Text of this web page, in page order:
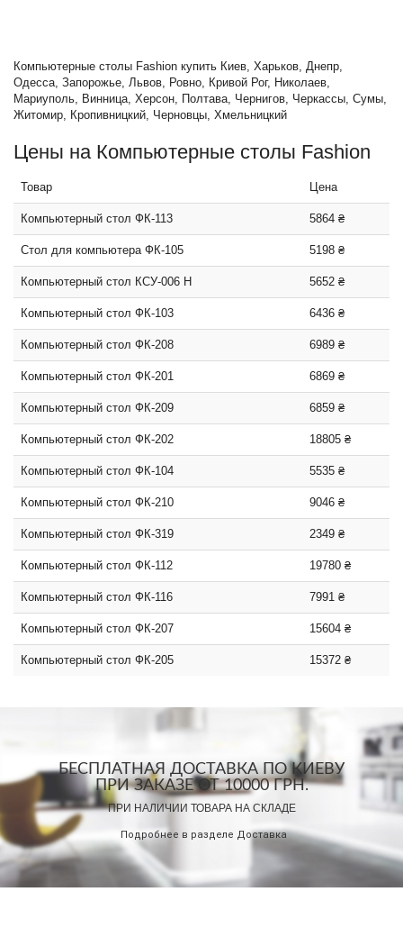
Компьютерные столы Fashion купить Киев, Харьков, Днепр,
Одесса, Запорожье, Львов, Ровно, Кривой Рог, Николаев,
Мариуполь, Винница, Херсон, Полтава, Чернигов, Черкассы, Сумы,
Житомир, Кропивницкий, Черновцы, Хмельницкий
Цены на Компьютерные столы Fashion
Товар Цена
Компьютерный стол ФК-113 5864 ₴
Стол для компьютера ФК-105 5198 ₴
Компьютерный стол КСУ-006 Н 5652 ₴
Компьютерный стол ФК-103 6436 ₴
Компьютерный стол ФК-208 6989 ₴
Компьютерный стол ФК-201 6869 ₴
Компьютерный стол ФК-209 6859 ₴
Компьютерный стол ФК-202 18805 ₴
Компьютерный стол ФК-104 5535 ₴
Компьютерный стол ФК-210 9046 ₴
Компьютерный стол ФК-319 2349 ₴
Компьютерный стол ФК-112 19780 ₴
Компьютерный стол ФК-116 7991 ₴
Компьютерный стол ФК-207 15604 ₴
Компьютерный стол ФК-205 15372 ₴
БЕСПЛАТНАЯ ДОСТАВКА ПО КИЕВУ
ПРИ ЗАКАЗЕ ОТ 10000 ГРН.
ПРИ НАЛИЧИИ ТОВАРА НА СКЛАДЕ
Подробнее в разделе Доставка